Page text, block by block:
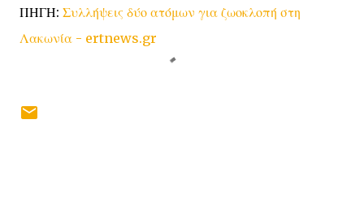
ΠΗΓΗ: Συλλήψεις δύο ατόμων για ζωοκλοπή στη
Λακωνία - ertnews.gr